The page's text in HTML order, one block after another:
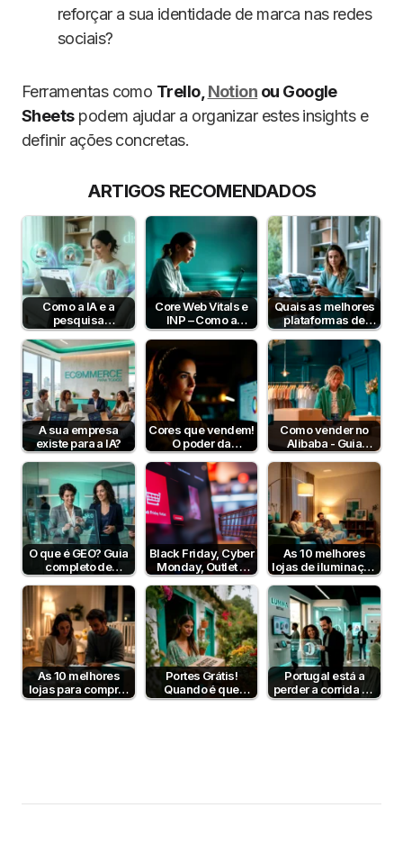
reforçar a sua identidade de marca nas redes
sociais?
Ferramentas como Trello, Notion ou Google
Sheetspodem ajudar a organizar estes insights e
definir ações concretas.
ARTIGOS RECOMENDADOS
Como a IA e a
pesquisa
semântica podem
aumentar a taxa de
conversão?
Core Web Vitals e
INP – Como a
Velocidade e
Interatividade do…
Quais as melhores
plataformas de
pagamento em
Portugal em 2026?
A sua empresa
existe para a IA?
Cores que vendem!
O poder da
psicologia da cor
para aumentar…
Como vender no
Alibaba - Guia
Completo para
Empresas B2B em
Portugal
O que é GEO? Guia
completo de
Generative Engine
Optimization…
Black Friday, Cyber
Monday, Outlet e
Dia sem IVA! Posso
comunicar?
As 10 melhores
lojas de iluminação
em Portugal
As 10 melhores
lojas para comprar
artigos para bebé
Portes Grátis!
Quando é que
fazem sentido?
Portugal está a
perder a corrida da
IA no e-commerce